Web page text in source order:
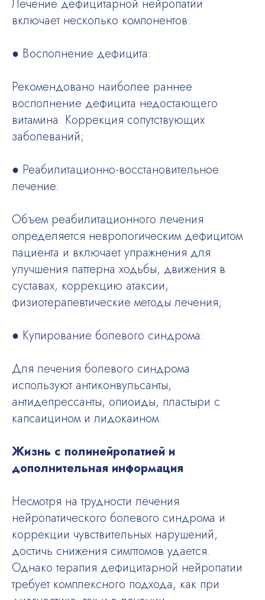
Лечение дефицитарной нейропатии
включает несколько компонентов:
● Восполнение дефицита:
Рекомендовано наиболее раннее
восполнение дефицита недостающего
витамина. Коррекция сопутствующих
заболеваний;
● Реабилитационно-восстановительное
лечение:
Объем реабилитационного лечения
определяется неврологическим дефицитом
пациента и включает упражнения для
улучшения паттерна ходьбы, движения в
суставах, коррекцию атаксии,
физиотерапевтические методы лечения;
● Купирование болевого синдрома:
Для лечения болевого синдрома
используют антиконвульсанты,
антидепрессанты, опиоиды, пластыри с
капсаицином и лидокаином.
Жизнь с полинейропатией и
дополнительная информация
Несмотря на трудности лечения
нейропатического болевого синдрома и
коррекции чувствительных нарушений,
достичь снижения симптомов удается.
Однако терапия дефицитарной нейропатии
требует комплексного подхода, как при